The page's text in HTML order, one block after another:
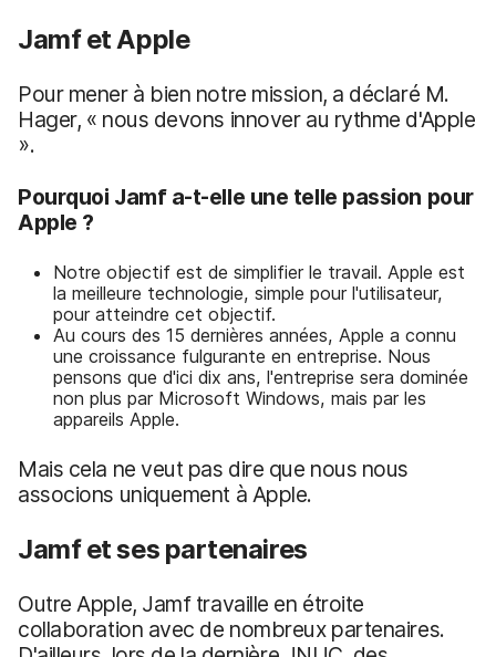
Jamf et Apple
Pour mener à bien notre mission, a déclaré M.
Hager, « nous devons innover au rythme d'Apple
».
Pourquoi Jamf a-t-elle une telle passion pour
Apple ?
Notre objectif est de simplifier le travail. Apple est
la meilleure technologie, simple pour l'utilisateur,
pour atteindre cet objectif.
Au cours des 15 dernières années, Apple a connu
une croissance fulgurante en entreprise. Nous
pensons que d'ici dix ans, l'entreprise sera dominée
non plus par Microsoft Windows, mais par les
appareils Apple.
Mais cela ne veut pas dire que nous nous
associons uniquement à Apple.
Jamf et ses partenaires
Outre Apple, Jamf travaille en étroite
collaboration avec de nombreux partenaires.